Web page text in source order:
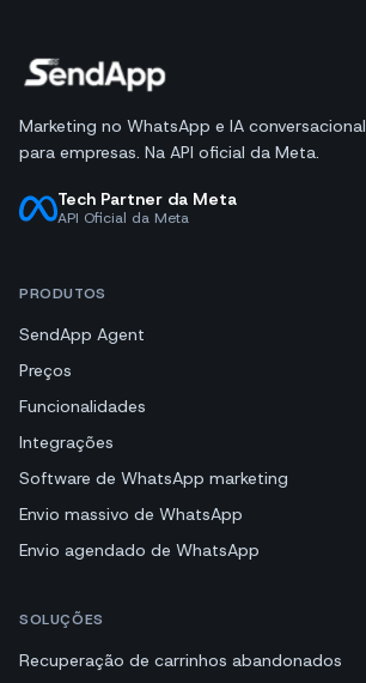
Marketing no WhatsApp e IA conversacional
para empresas. Na API oficial da Meta.
Tech Partner da Meta
API Oficial da Meta
PRODUTOS
SendApp Agent
Preços
Funcionalidades
Integrações
Software de WhatsApp marketing
Envio massivo de WhatsApp
Envio agendado de WhatsApp
SOLUÇÕES
Recuperação de carrinhos abandonados